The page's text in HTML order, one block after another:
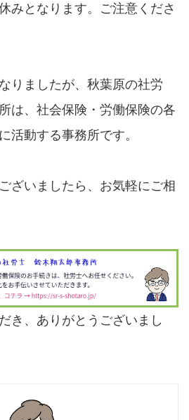
みとなります。ご注意くださ
りましたが、秋葉原の社労
は、社会保険・労働保険の各
活動する事務所です。
ざいましたら、お気軽にご相
き、ありがとうございまし